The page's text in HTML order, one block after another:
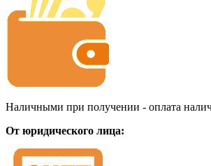
Наличными при получении - оплата
От юридического лица: